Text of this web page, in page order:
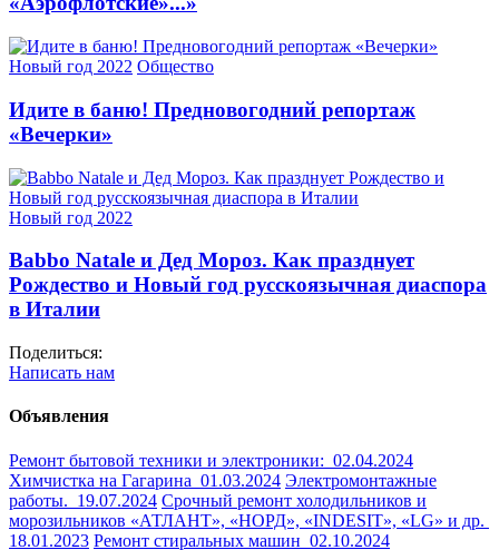
Новый год 2022 Общество
Идите в баню! Предновогодний репортаж
«Вечерки»
Новый год 2022
Babbo Natalе и Дед Мороз. Как празднует
Рождество и Новый год русскоязычная диаспора
в Италии
Поделиться:
Написать нам
Объявления
Ремонт бытовой техники и электроники: 02.04.2024
Химчистка на Гагарина 01.03.2024 Электромонтажные
работы. 19.07.2024 Срочный ремонт холодильников и
морозильников «АТЛАНТ», «НОРД», «INDESIT», «LG» и др.
18.01.2023 Ремонт стиральных машин 02.10.2024